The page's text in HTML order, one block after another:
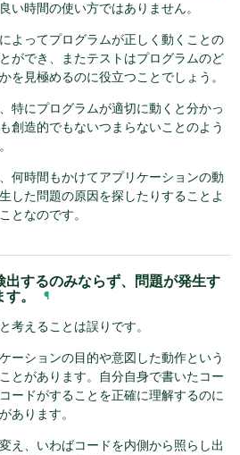
い時間の使い方ではありません。
よってプログラムが正しく動くことの
ができ、またテストはプログラムのど
を見極めるのに役立つことでしょう。
特にプログラムが適切に動くと分かっ
創造的でもないつまらないことのよう
何時間もかけてアプリケーションの動
した問題の原因を探したりすることよ
となのです。
出するのみならず、問題が発生す
。
¶
考えることは誤りです。
ーションの目的や意図した動作という
とがあります。自分自身で書いたコー
ードがすることを正確に理解するのに
あります。
え、いわばコードを内側から照らし出